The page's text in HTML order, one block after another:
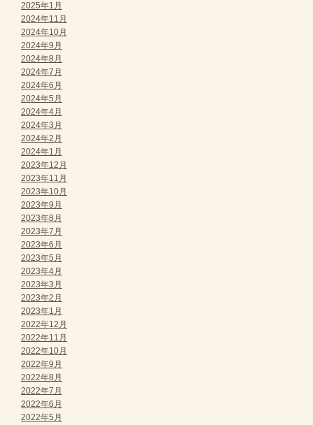
2025年1月
2024年11月
2024年10月
2024年9月
2024年8月
2024年7月
2024年6月
2024年5月
2024年4月
2024年3月
2024年2月
2024年1月
2023年12月
2023年11月
2023年10月
2023年9月
2023年8月
2023年7月
2023年6月
2023年5月
2023年4月
2023年3月
2023年2月
2023年1月
2022年12月
2022年11月
2022年10月
2022年9月
2022年8月
2022年7月
2022年6月
2022年5月